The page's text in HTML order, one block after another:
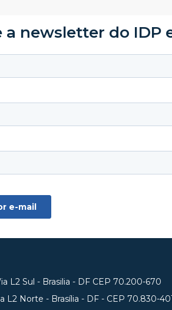
a newsletter do IDP
L2 Sul - Brasilia - DF CEP 70.200-670
L2 Norte - Brasília - DF - CEP 70.830-